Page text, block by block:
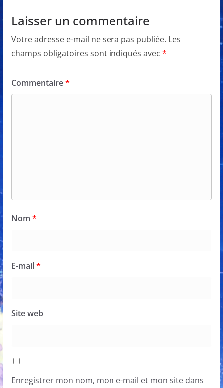
Laisser un commentaire
Votre adresse e-mail ne sera pas publiée. Les
champs obligatoires sont indiqués avec *
Commentaire*
Nom *
E-mail*
Site web
Enregistrer mon nom, mon e-mail et mon site dans